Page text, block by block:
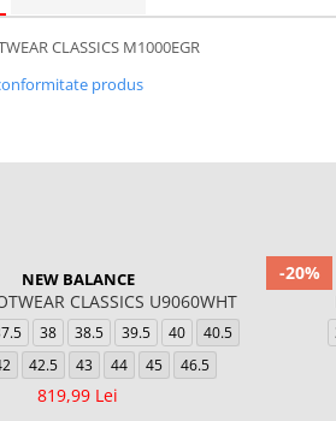
CLASSICS M1000EGR
produs
NEW BALANCE
CLASSICS U9060WHT
38 38.5 39.5 40
40.5
42.5 43 44 45 46.5
819,99 Lei
-20%